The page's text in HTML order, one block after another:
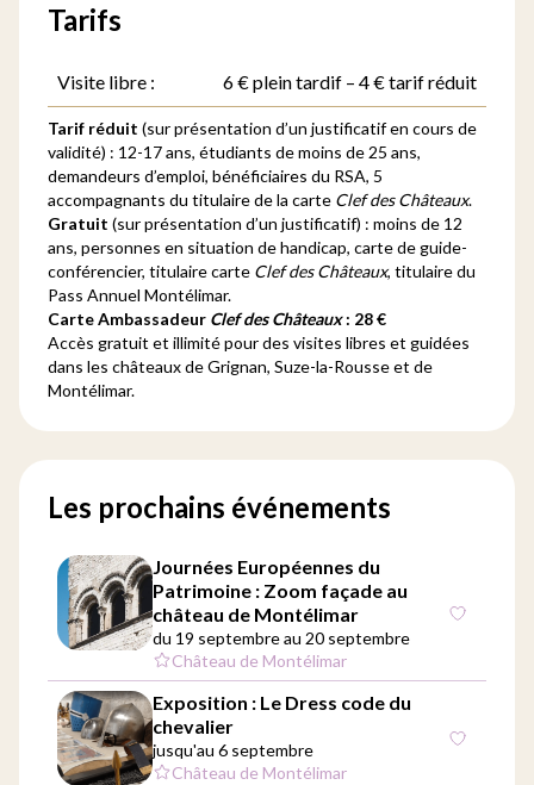
Tarifs
Visite libre : 6 € plein tardif – 4 € tarif réduit
Tarif réduit (sur présentation d’un justificatif en cours de
validité) : 12-17 ans, étudiants de moins de 25 ans,
demandeurs d’emploi, bénéficiaires du RSA, 5
accompagnants du titulaire de la carte Clef des Châteaux.
Gratuit (sur présentation d’un justificatif) : moins de 12
ans, personnes en situation de handicap, carte de guide-
conférencier, titulaire carte Clef des Châteaux, titulaire du
Pass Annuel Montélimar.
Carte Ambassadeur Clef des Châteaux: 28 €
Accès gratuit et illimité pour des visites libres et guidées
dans les châteaux de Grignan, Suze-la-Rousse et de
Montélimar.
Les prochains événements
Journées Européennes du
Patrimoine : Zoom façade au
château de Montélimar
du 19 septembre au 20 septembre
Château de Montélimar
Exposition : Le Dress code du
chevalier
jusqu'au 6 septembre
Château de Montélimar